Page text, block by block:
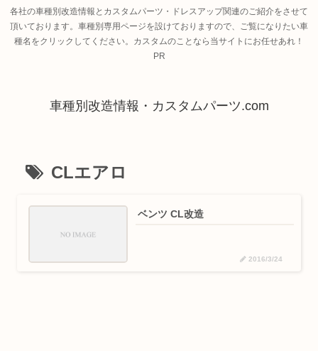
各社の車種別改造情報とカスタムパーツ・ドレスアップ関連のご紹介をさせて
頂いております。車種別専用ページを設けておりますので、ご覧になりたい車
種名をクリックしてください。カスタムのことなら当サイトにお任せあれ！
PR
車種別改造情報・カスタムパーツ.com
CLエアロ
ベンツ CL改造
2016/3/24